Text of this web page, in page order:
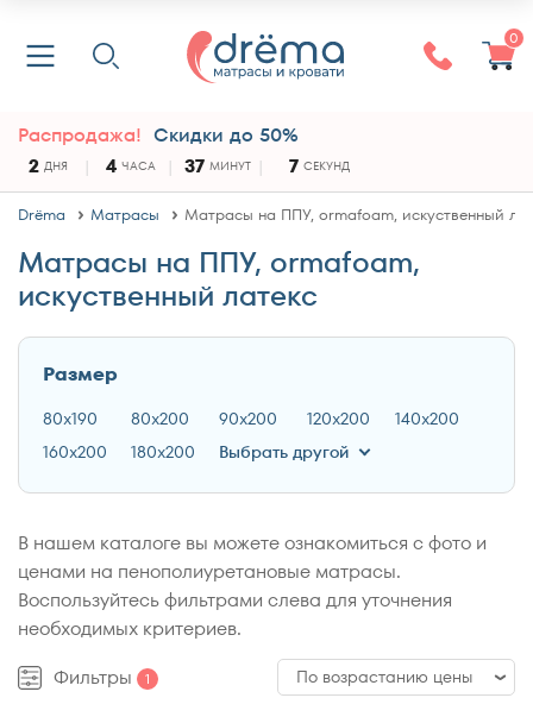
0
Распродажа! Скидки до 50%
2 ДНЯ 4 ЧАСА 37 МИНУТ 7 СЕКУНД
Drёma Матрасы Матрасы на ППУ, ormafoam, искуственный
Матрасы на ППУ, ormafoam,
искуственный латекс
Размер
80x190 80x200 90x200 120x200
140x200
160x200
180x200 Выбрать другой
В нашем каталоге вы можете ознакомиться с фото и
ценами на пенополиуретановые матрасы.
Воспользуйтесь фильтрами слева для уточнения
необходимых критериев.
Фильтры
1 По возрастанию цены